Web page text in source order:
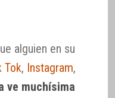
alguien en su
Tok, Instagram,
ve muchísima